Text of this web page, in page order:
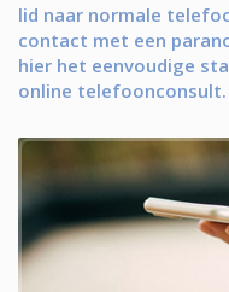
lid naar normale
contact met een
hier het eenvoudige
online telefoonconsult.